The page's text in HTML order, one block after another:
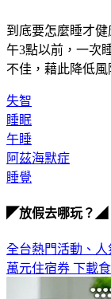
到底要怎麼睡才
午3點以前，一次
不佳，藉此降低風
失智
睡眠
午睡
阿茲海默症
睡覺
◤放假去哪玩？◢
全台熱門活動、人
萬元住宿券 下載